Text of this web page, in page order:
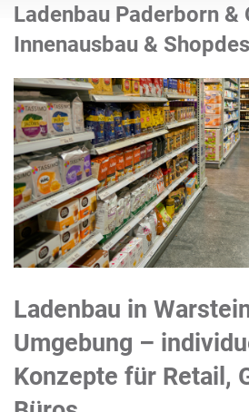
Ladenbau Paderborn &
Innenausbau &
Ladenbau in
Umgebung –
Konzepte für Retail,